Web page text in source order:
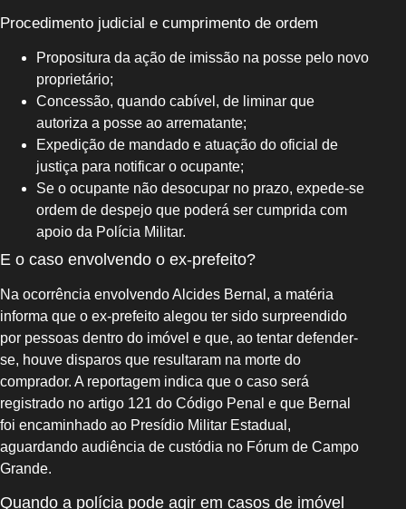
Procedimento judicial e cumprimento de ordem
Propositura da ação de imissão na posse pelo novo
proprietário;
Concessão, quando cabível, de liminar que
autoriza a posse ao arrematante;
Expedição de mandado e atuação do oficial de
justiça para notificar o ocupante;
Se o ocupante não desocupar no prazo, expede-se
ordem de despejo que poderá ser cumprida com
apoio da Polícia Militar.
E o caso envolvendo o ex-prefeito?
Na ocorrência envolvendo Alcides Bernal, a matéria
informa que o ex-prefeito alegou ter sido surpreendido
por pessoas dentro do imóvel e que, ao tentar defender-
se, houve disparos que resultaram na morte do
comprador. A reportagem indica que o caso será
registrado no artigo 121 do Código Penal e que Bernal
foi encaminhado ao Presídio Militar Estadual,
aguardando audiência de custódia no Fórum de Campo
Grande.
Quando a polícia pode agir em casos de imóvel